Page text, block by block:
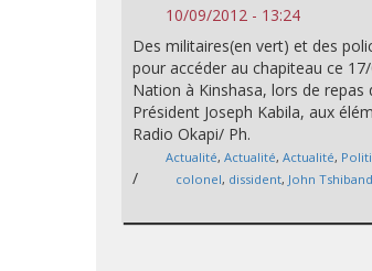
10/09/2012 - 13:24
Des militaires(en vert) et des
pour accéder au chapiteau ce
Nation à Kinshasa, lors de
Président Joseph Kabila, aux
Radio Okapi/ Ph.
Actualité,Actualité,Actualité,
/ colonel, dissident, John